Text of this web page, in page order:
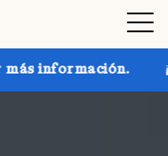
¡Consigue hasta un